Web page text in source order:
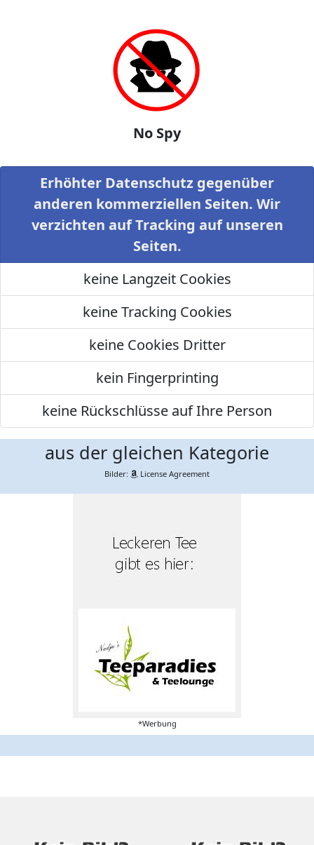
No Spy
Erhöhter Datenschutz gegenüber
anderen kommerziellen Seiten. Wir
verzichten auf Tracking auf unseren
Seiten.
keine Langzeit Cookies
keine Tracking Cookies
keine Cookies Dritter
kein Fingerprinting
keine Rückschlüsse auf Ihre Person
aus der gleichen Kategorie
Bilder: License Agreement
*Werbung